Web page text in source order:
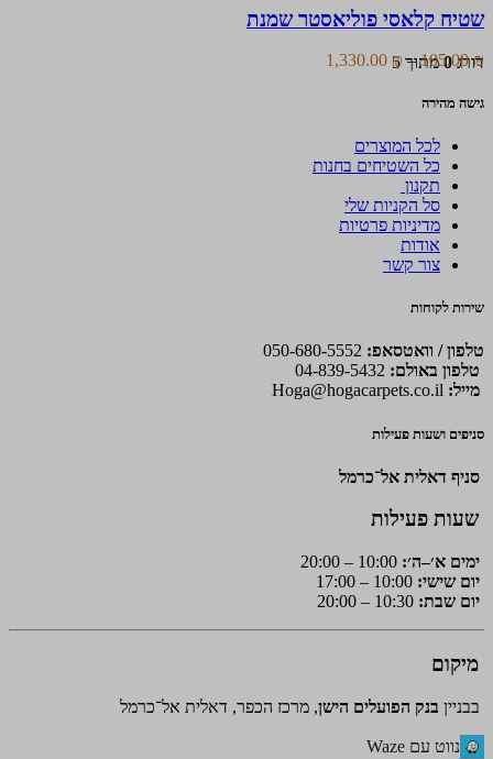
האפשרויות
בעמוד
המוצר
קלאסי
פוליאסטר
שטיח קלאסי פוליאסטר שמנת
דורג0מתוך 5105.00₪
–
1,330.00 ₪
גישה מהירה
לכל המוצרים
כל השטיחים בחנות
תקנון
סל הקניות שלי
מדיניות פרטיות
אודות
צור קשר
שירות לקוחות
טלפון / וואטסאפ:
טלפון באולם:
מייל: Hoga@hogacarpets.co.il
סניפים ושעות פעילות
סניף דאלית אל־כרמל
שעות פעילות
ימים א׳–ה׳:
יום שישי:
יום שבת:
מיקום
בבניין בנק הפועלים הישן, מרכז הכפר, דאלית אל־כרמל
נווט עם Waze